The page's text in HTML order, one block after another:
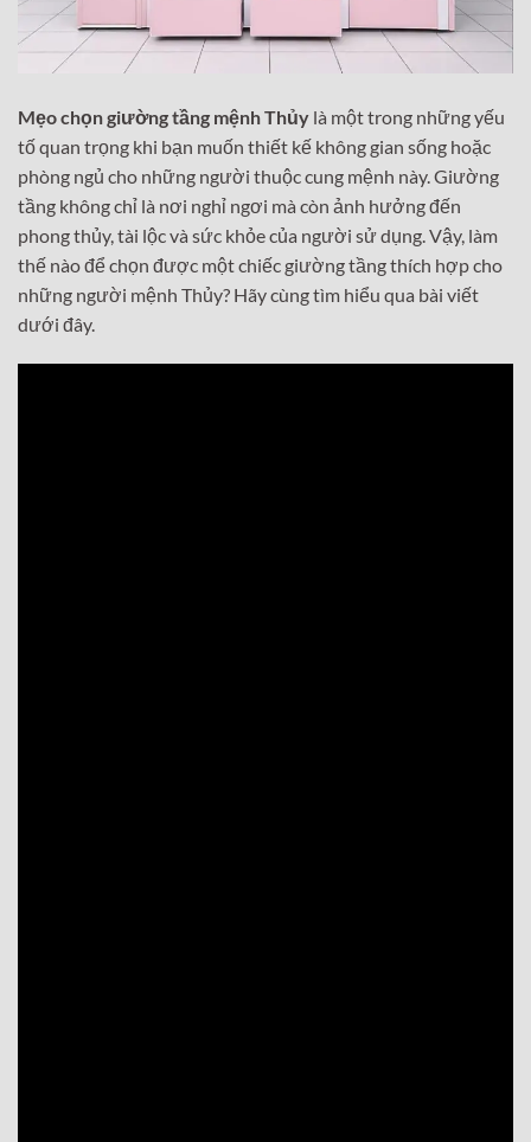
Mẹo chọn giường tầng mệnh Thủy là một trong những yếu
tố quan trọng khi bạn muốn thiết kế không gian sống hoặc
phòng ngủ cho những người thuộc cung mệnh này. Giường
tầng không chỉ là nơi nghỉ ngơi mà còn ảnh hưởng đến
phong thủy, tài lộc và sức khỏe của người sử dụng. Vậy, làm
thế nào để chọn được một chiếc giường tầng thích hợp cho
những người mệnh Thủy? Hãy cùng tìm hiểu qua bài viết
dưới đây.